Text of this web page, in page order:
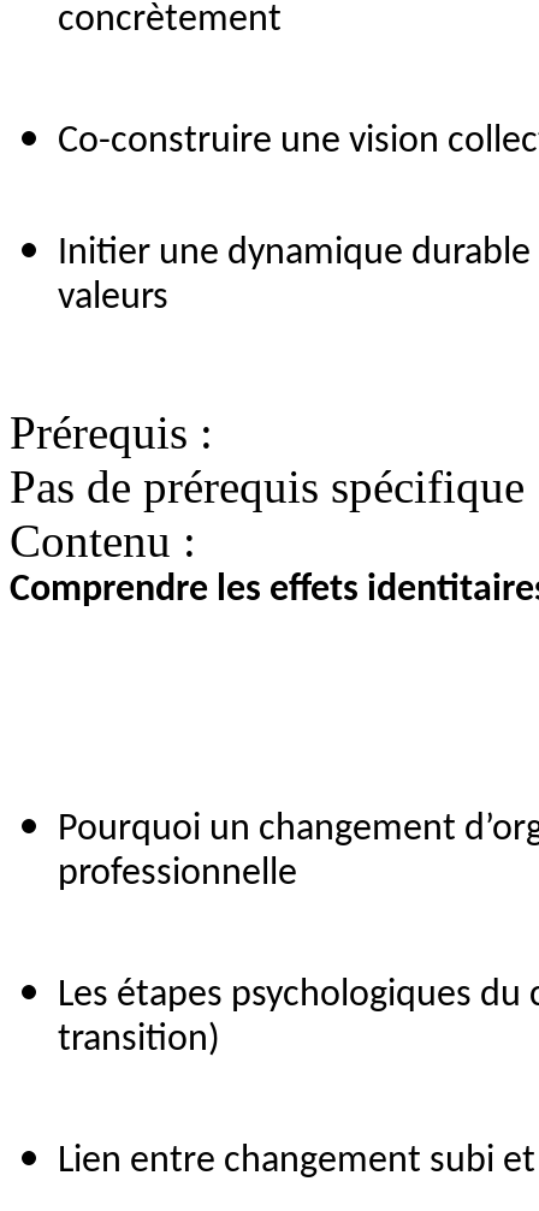
concrètement
Co-construire une vision
Initier une dynamique
valeurs
Prérequis :
Pas de prérequis spécifique
Contenu :
Comprendre les effets
Pourquoi un changement
professionnelle
Les étapes psychologiques
transition)
Lien entre changement subi